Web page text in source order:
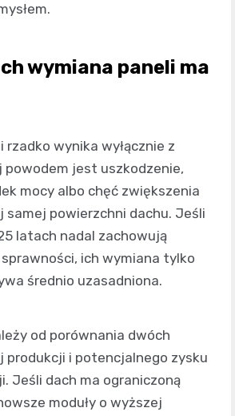
wymiana paneli ma
rzadko wynika wyłącznie z
powodem jest uszkodzenie,
mocy albo chęć zwiększenia
samej powierzchni dachu. Jeśli
latach nadal zachowują
ich wymiana tylko
średnio uzasadniona.
od porównania dwóch
produkcji i potencjalnego zysku
Jeśli dach ma ograniczoną
moduły o wyższej